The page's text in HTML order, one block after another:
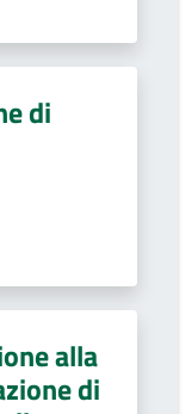
di
alla
di